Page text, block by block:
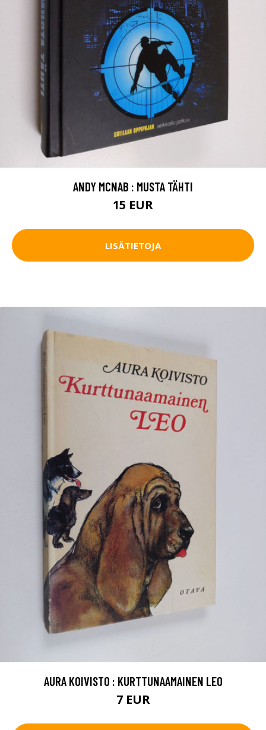
ANDY MCNAB : MUSTA TÄHTI
15 EUR
LISÄTIETOJA
AURA KOIVISTO : KURTTUNAAMAINEN LEO
7 EUR